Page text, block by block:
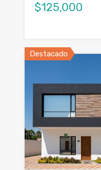
$125,000
Destacado